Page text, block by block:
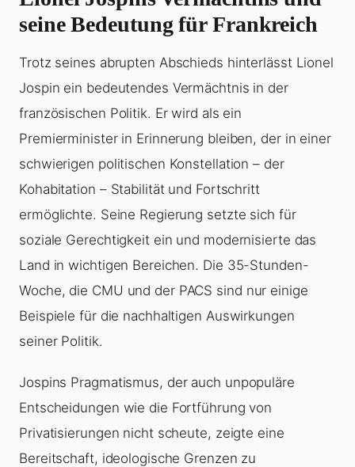
seine Bedeutung für Frankreich
Trotz seines abrupten Abschieds hinterlässt Lionel
Jospin ein bedeutendes Vermächtnis in der
französischen Politik. Er wird als ein
Premierminister in Erinnerung bleiben, der in einer
schwierigen politischen Konstellation – der
Kohabitation – Stabilität und Fortschritt
ermöglichte. Seine Regierung setzte sich für
soziale Gerechtigkeit ein und modernisierte das
Land in wichtigen Bereichen. Die 35-Stunden-
Woche, die CMU und der PACS sind nur einige
Beispiele für die nachhaltigen Auswirkungen
seiner Politik.
Jospins Pragmatismus, der auch unpopuläre
Entscheidungen wie die Fortführung von
Privatisierungen nicht scheute, zeigte eine
Bereitschaft, ideologische Grenzen zu